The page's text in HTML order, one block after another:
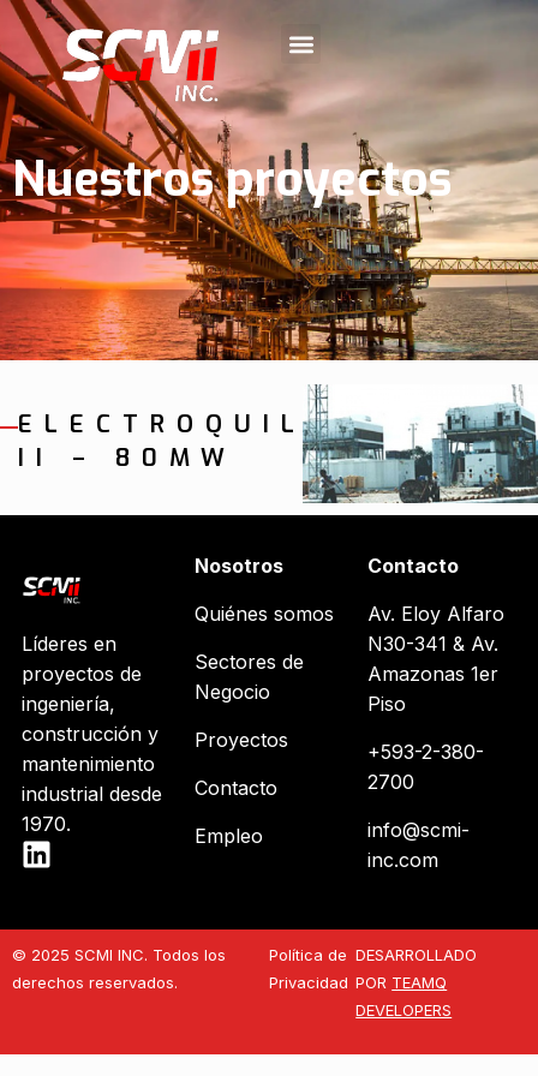
Nuestros proyectos
ELECTROQUIL
II – 80MW
Líderes en
proyectos de
ingeniería,
construcción y
mantenimiento
industrial desde
1970.
Nosotros
Quiénes somos
Sectores de
Negocio
Proyectos
Contacto
Empleo
Contacto
Av. Eloy Alfaro
N30-341 & Av.
Amazonas 1er
Piso
+593-2-380-
2700
info@scmi-
inc.com
© 2025 SCMI INC. Todos los
derechos reservados.
Política de
Privacidad
DESARROLLADO
POR TEAMQ
DEVELOPERS